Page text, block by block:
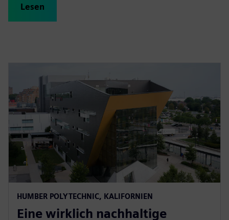
Lesen
HUMBER POLYTECHNIC, KALIFORNIEN
Eine wirklich nachhaltige